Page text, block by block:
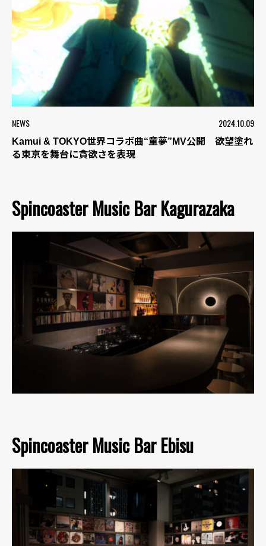
NEWS 2024.10.09
Kamui & TOKYO世界コラボ曲“童夢”MV公開 欲望塗れ
る東京を舞台に貪欲さを表現
Spincoaster Music Bar Kagurazaka
Spincoaster Music Bar Ebisu